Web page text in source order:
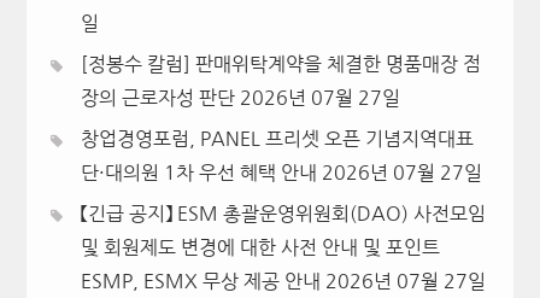
일
[정봉수 칼럼] 판매위탁계약을 체결한 명품매장 점
장의 근로자성 판단 2026년 07월 27일
창업경영포럼, PANEL 프리셋 오픈 기념지역대표
단·대의원 1차 우선 혜택 안내 2026년 07월 27일
【긴급 공지】 ESM 총괄운영위원회(DAO) 사전모임
및 회원제도 변경에 대한 사전 안내 및 포인트
ESMP, ESMX 무상 제공 안내 2026년 07월 27일